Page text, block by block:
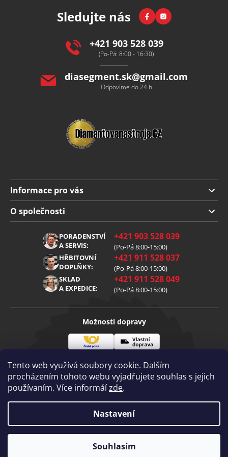
Tento web využívá soubory cookie. Dalším
procházením tohoto webu vyjadřujete souhlas s jejich
používaním. Více informáízde.
Nastavení
Souhlasím
Sledujte nás FacebookInstagram
+421 903 528 039
(Po-Pá: 8:00 - 16:30)
diasegment.sk@gmail.com
Odpovíme do 24 h
Informace pro vás
Doprava a platba
Obchodní podmínky
Reklamace
Zpracování osobních údajů
O společnosti
PORADENSTVÍ
A SERVIS:
+421 903 528 039
(Po-Pá 8:00-15:00)
HŘBITOVNÍ
DOPLŇKY:
+421 911 528 037
(Po-Pá 8:00-15:00)
SKLAD
A EXPEDICE:
+421 911 528 049
(Po-Pá 8:00-15:00)
Možnosti dopravy
pošta
doprava
Visa Mastercard
Vytvořil Shoptet | mime digital
Copyright 2026
Diamantovenastroje.cz. Všechna práva
vyhrazena.